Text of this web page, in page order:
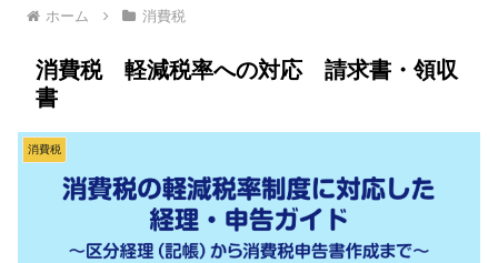
ホーム 消費税
消費税 軽減税率への対応 請求書・領収
書
消費税